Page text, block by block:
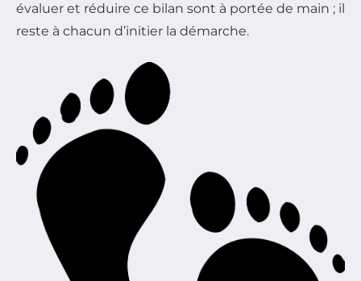
évaluer et réduire ce bilan sont à portée de main ; il
reste à chacun d’initier la démarche.